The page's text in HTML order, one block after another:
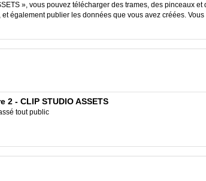
», vous pouvez télécharger des trames, des pinceaux
également publier les données que vous avez créées.
2 - CLIP STUDIO ASSETS
tout public